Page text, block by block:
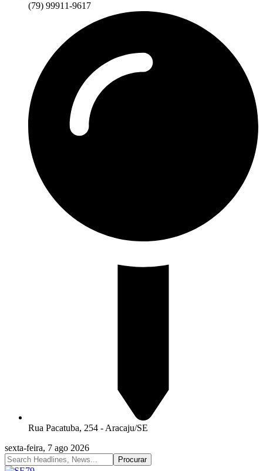
(79) 99911-9617
Rua Pacatuba, 254 - Aracaju/SE
sexta-feira, 7 ago 2026